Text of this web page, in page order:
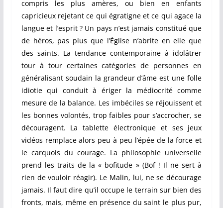
compris les plus amères, ou bien en enfants
capricieux rejetant ce qui égratigne et ce qui agace la
langue et l’esprit ? Un pays n’est jamais constitué que
de héros, pas plus que l’Église n’abrite en elle que
des saints. La tendance contemporaine à idolâtrer
tour à tour certaines catégories de personnes en
généralisant soudain la grandeur d’âme est une folle
idiotie qui conduit à ériger la médiocrité comme
mesure de la balance. Les imbéciles se réjouissent et
les bonnes volontés, trop faibles pour s’accrocher, se
découragent. La tablette électronique et ses jeux
vidéos remplace alors peu à peu l’épée de la force et
le carquois du courage. La philosophie universelle
prend les traits de la « bofitude » (Bof ! Il ne sert à
rien de vouloir réagir). Le Malin, lui, ne se décourage
jamais. Il faut dire qu’il occupe le terrain sur bien des
fronts, mais, même en présence du saint le plus pur,